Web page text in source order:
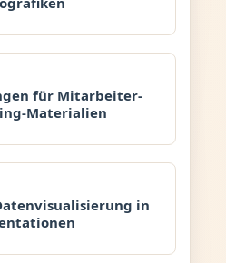
für Mitarbeiter-
Materialien
in